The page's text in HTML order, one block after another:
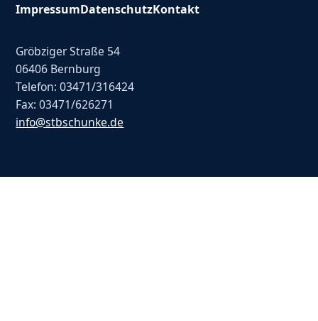
ImpressumDatenschutzKontakt
Gröbziger Straße 54
06406 Bernburg
Telefon: 03471/316424
Fax: 03471/626271
info@stbschunke.de